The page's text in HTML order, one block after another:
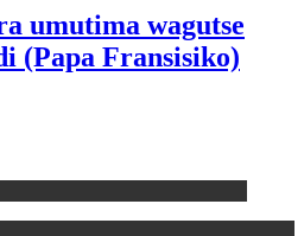
umutima wagutse
(Papa Fransisiko)